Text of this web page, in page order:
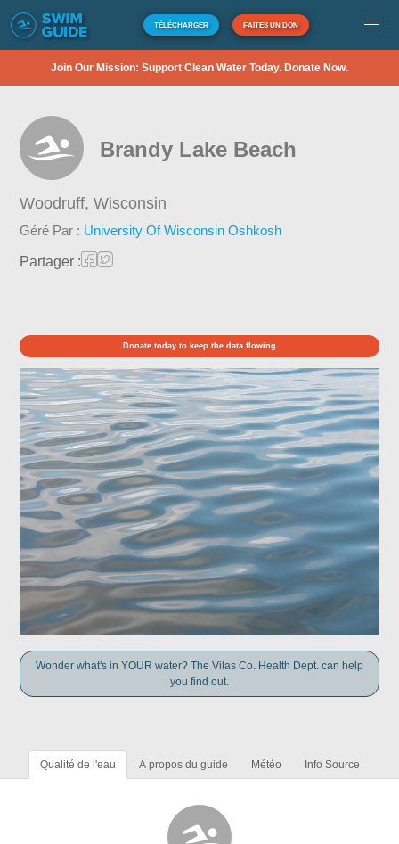
TÉLÉCHARGER FAITES UN DON
Join Our Mission: Support Clean Water Today. Donate Now.
Brandy Lake Beach
Woodruff,Wisconsin
Géré Par : University Of Wisconsin Oshkosh
Partager :
Donate today to keep the data flowing
Wonder what's in YOUR water? The Vilas Co. Health Dept. can help
you find out.
Qualité de l'eau À propos du guide Météo Info Source